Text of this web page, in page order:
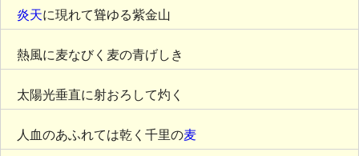
炎天に現れて聳ゆる紫金山
熱風に麦なびく麦の青げしき
太陽光垂直に射おろして灼く
人血のあふれては乾く千里の麦